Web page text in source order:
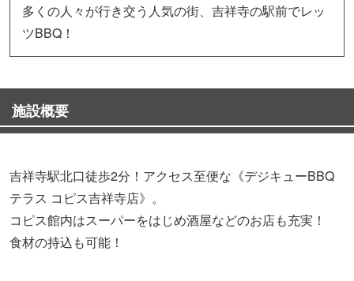
多くの人々が行き交う人気の街、吉祥寺の駅前でレッ
ツBBQ！
施設概要
吉祥寺駅北口徒歩2分！アクセス至便な《デジキューBBQ
テラス コピス吉祥寺店》。
コピス館内はスーパーをはじめ酒屋などのお店も充実！
食材の持込も可能！